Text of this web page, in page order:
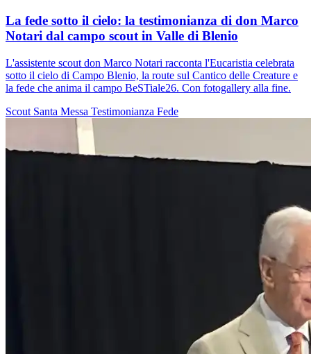
La fede sotto il cielo: la testimonianza di don Marco
Notari dal campo scout in Valle di Blenio
L'assistente scout don Marco Notari racconta l'Eucaristia celebrata
sotto il cielo di Campo Blenio, la route sul Cantico delle Creature e
la fede che anima il campo BeSTiale26. Con fotogallery alla fine.
Scout Santa Messa Testimonianza Fede